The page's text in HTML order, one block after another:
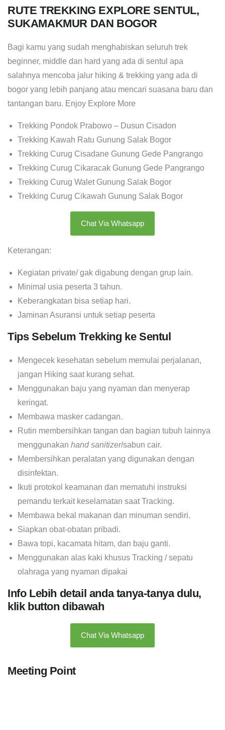
RUTE TREKKING EXPLORE SENTUL,
SUKAMAKMUR DAN BOGOR
Bagi kamu yang sudah menghabiskan seluruh trek
beginner, middle dan hard yang ada di sentul apa
salahnya mencoba jalur hiking & trekking yang ada di
bogor yang lebih panjang atau mencari suasana baru dan
tantangan baru. Enjoy Explore More
Trekking Pondok Prabowo – Dusun Cisadon
Trekking Kawah Ratu Gunung Salak Bogor
Trekking Curug Cisadane Gunung Gede Pangrango
Trekking Curug Cikaracak Gunung Gede Pangrango
Trekking Curug Walet Gunung Salak Bogor
Trekking Curug Cikawah Gunung Salak Bogor
Chat Via Whatsapp
Keterangan:
Kegiatan private/ gak digabung dengan grup lain.
Minimal usia peserta 3 tahun.
Keberangkatan bisa setiap hari.
Jaminan Asuransi untuk setiap peserta
Tips Sebelum Trekking ke Sentul
Mengecek kesehatan sebelum memulai perjalanan,
jangan Hiking saat kurang sehat.
Menggunakan baju yang nyaman dan menyerap
keringat.
Membawa masker cadangan.
Rutin membersihkan tangan dan bagian tubuh lainnya
menggunakan hand sanitizer/sabun cair.
Membersihkan peralatan yang digunakan dengan
disinfektan.
Ikuti protokol keamanan dan mematuhi instruksi
pemandu terkait keselamatan saat Tracking.
Membawa bekal makanan dan minuman sendiri.
Siapkan obat-obatan pribadi.
Bawa topi, kacamata hitam, dan baju ganti.
Menggunakan alas kaki khusus Tracking / sepatu
olahraga yang nyaman dipakai
Info Lebih detail anda tanya-tanya dulu,
klik button dibawah
Chat Via Whatsapp
Meeting Point